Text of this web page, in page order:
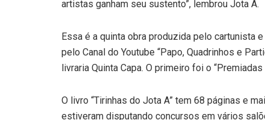
artistas ganham seu sustento”, lembrou Jota A.
Essa é a quinta obra produzida pelo cartunista
pelo Canal do Youtube “Papo, Quadrinhos e
livraria Quinta Capa. O primeiro foi o
O livro “Tirinhas do Jota A” tem 68 páginas e
estiveram disputando concursos em vários